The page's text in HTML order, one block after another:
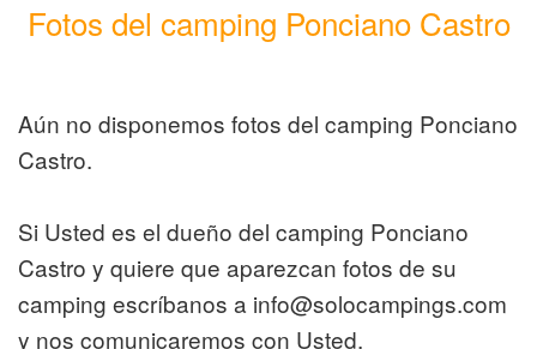
Fotos del camping Ponciano Castro
Aún no disponemos fotos del camping Ponciano
Castro.
Si Usted es el dueño del camping Ponciano
Castro y quiere que aparezcan fotos de su
camping escríbanos a info@solocampings.com
y nos comunicaremos con Usted.